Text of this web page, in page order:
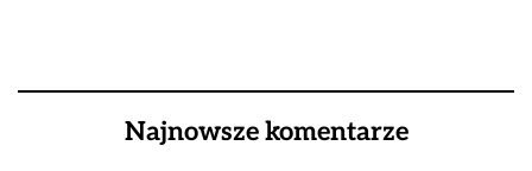
Najnowsze komentarze